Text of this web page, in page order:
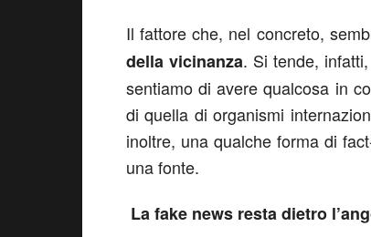
Il fattore che, nel concreto,
della vicinanza. Si tende,
sentiamo di avere qualcosa in
di quella di organismi
inoltre, una qualche forma di
una fonte.
La fake news resta dietro